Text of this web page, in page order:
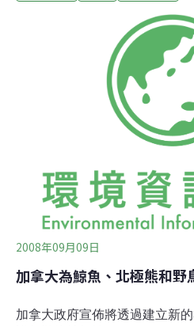
望未來能夠教台灣學生認識荒
豐富的生物多樣性。然而，究
值呢？這些價值對於台灣的人
頓舉例道，一片光碟的成本可
後卻叫價500、600元。這中間
自然資本 。人類的勞動力和科
所用，但是前提是這些原物料
全球國民生產總值（GNP）只
是人類的勞動價值2倍
2008年09月09日
加拿大為鯨魚、北極熊和野
加拿大政府宣佈將透過建立新